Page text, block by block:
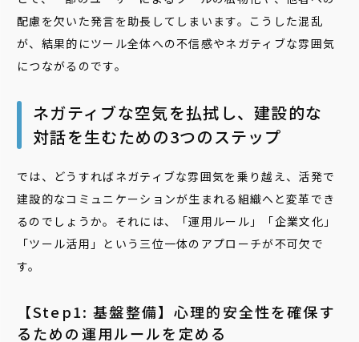
配慮を欠いた発言を助長してしまいます。こうした混乱
が、結果的にツール全体への不信感やネガティブな雰囲気
につながるのです。
ネガティブな空気を払拭し、建設的な
対話を生むための3つのステップ
では、どうすればネガティブな雰囲気を乗り越え、活発で
建設的なコミュニケーションが生まれる組織へと変革でき
るのでしょうか。それには、「運用ルール」「企業文化」
「ツール活用」という三位一体のアプローチが不可欠で
す。
【Step1: 基盤整備】心理的安全性を確保す
るための運用ルールを定める